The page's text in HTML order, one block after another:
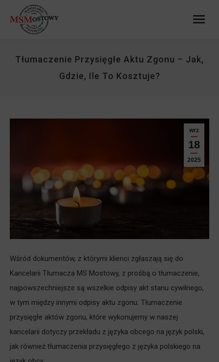
Tłumaczenie Przysięgłe Aktu Zgonu – Jak,
Gdzie, Ile To Kosztuje?
wrz
18
2025
Wśród dokumentów, z którymi klienci zgłaszają się do
Kancelarii Tłumacza MS Mostowy, z prośbą o tłumaczenie,
najpowszechniejsze są wszelkie odpisy akt stanu cywilnego,
w tym między innymi odpisy aktu zgonu. Tłumaczenie
przysięgłe aktów zgonu, które wykonujemy w naszej
kancelarii dotyczy przekładu z języka obcego na język polski,
jak również tłumaczenia przysięgłego z języka polskiego na